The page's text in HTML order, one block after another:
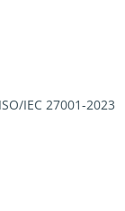
ISO/IEC 27001-2023